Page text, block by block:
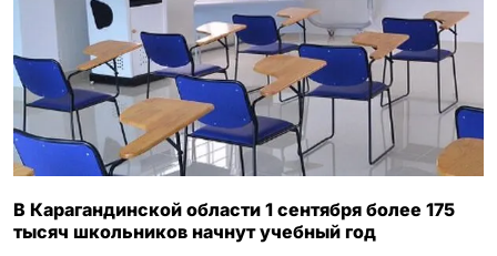
В Карагандинской области 1 сентября более 175
тысяч школьников начнут учебный год